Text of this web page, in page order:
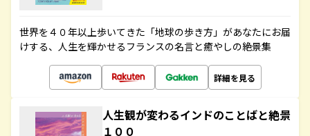
世界を４０年以上歩いてきた「地球の歩き方」があなたにお届
けする、人生を輝かせるフランスの名言と癒やしの絶景集
詳細を見る
人生観が変わるインドのことばと絶景
１００